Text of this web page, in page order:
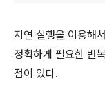
지연 실행을 이용해
정확하게 필요한 반
점이 있다.